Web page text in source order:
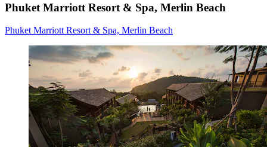
Phuket Marriott Resort & Spa, Merlin Beach
Phuket Marriott Resort & Spa, Merlin Beach